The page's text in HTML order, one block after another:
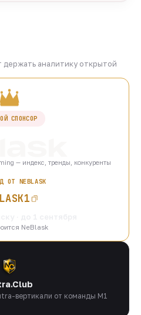
аналитику открытой
СПОНСОР
— индекс, тренды, конкуренты
ОТ NEBLASK
NeBlask
вертикали от команды M1